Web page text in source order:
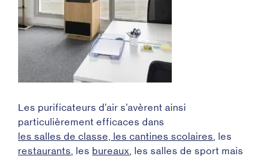
Les purificateurs d’air s’avèrent ainsi
particulièrement efficaces dans
les salles de classe, les cantines scolaires, les
restaurants, les bureaux, les salles de sport mais